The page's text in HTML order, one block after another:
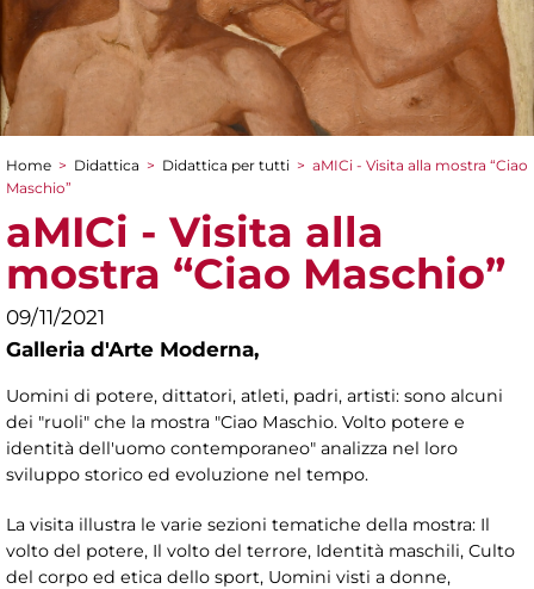
Tu sei qui
Home > Didattica > Didattica per tutti > aMICi - Visita alla mostra “Ciao
Maschio”
aMICi - Visita alla
mostra “Ciao Maschio”
09/11/2021
Galleria d'Arte Moderna,
Uomini di potere, dittatori, atleti, padri, artisti: sono alcuni
dei "ruoli" che la mostra "Ciao Maschio. Volto potere e
identità dell'uomo contemporaneo" analizza nel loro
sviluppo storico ed evoluzione nel tempo.
La visita illustra le varie sezioni tematiche della mostra: Il
volto del potere, Il volto del terrore, Identità maschili, Culto
del corpo ed etica dello sport, Uomini visti a donne,